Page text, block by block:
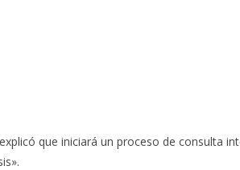
que iniciará un proceso de consulta